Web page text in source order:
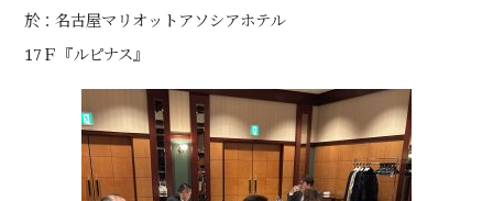
於：名古屋マリオットアソシアホテル
17Ｆ『ルピナス』